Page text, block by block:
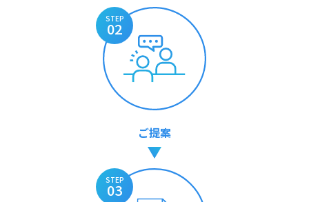
STEP
02
ご提案
STEP
03